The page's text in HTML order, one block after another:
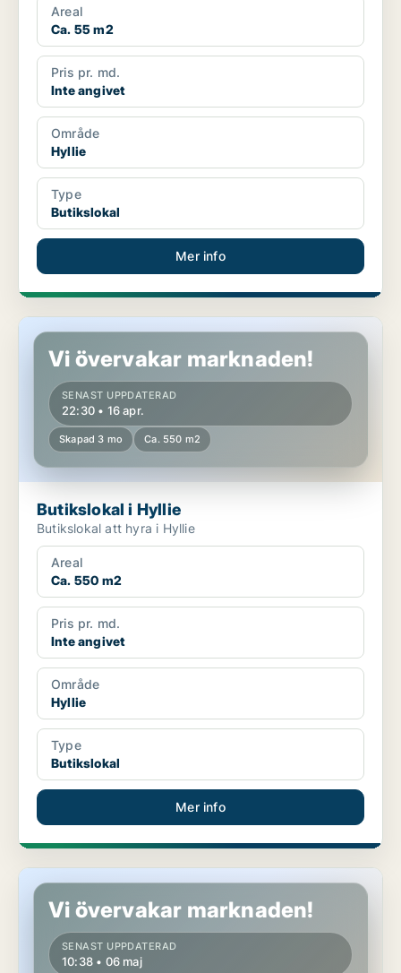
Areal
Ca. 55 m2
Pris pr. md.
Inte angivet
Område
Hyllie
Type
Butikslokal
Mer info
Butikslokal i Hyllie
Vi övervakar marknaden!
SENAST UPPDATERAD
22:30 • 16 apr.
Skapad 3 mo Ca. 550 m2
Butikslokal i Hyllie
Butikslokal att hyra i Hyllie
Areal
Ca. 550 m2
Pris pr. md.
Inte angivet
Område
Hyllie
Type
Butikslokal
Mer info
Butikslokal i Hyllie
Vi övervakar marknaden!
SENAST UPPDATERAD
10:38 • 06 maj